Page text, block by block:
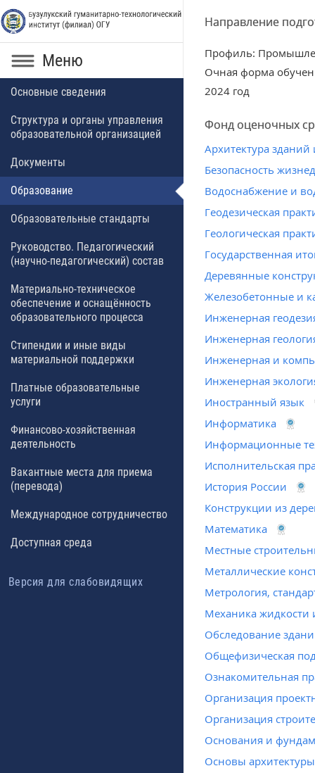
Направление
Профиль:
Очная форма
2024 год
Фонд оценочных
Архитектура
Безопасность
Водоснабжение и
Геодезическая
Геологическая
Государственная
Деревянные
Железобетонные и
Инженерная
Инженерная
Инженерная и
Инженерная
Иностранный язык
Информатика
Информационные
Исполнительская
История России
Конструкции из
Математика
Местные
Металлические
Метрология,
Механика жидкости
Обследование
Общефизическая
Ознакомительная
Организация
Организация
Основания и
Основы
Меню
Основные сведения
Структура и органы управления
образовательной организацией
Документы
Образование
Образовательные стандарты
Руководство. Педагогический
(научно-педагогический) состав
Материально-техническое
обеспечение и оснащённость
образовательного процесса
Стипендии и иные виды
материальной поддержки
Платные образовательные
услуги
Финансово-хозяйственная
деятельность
Вакантные места для приема
(перевода)
Международное сотрудничество
Доступная среда
Версия для слабовидящих